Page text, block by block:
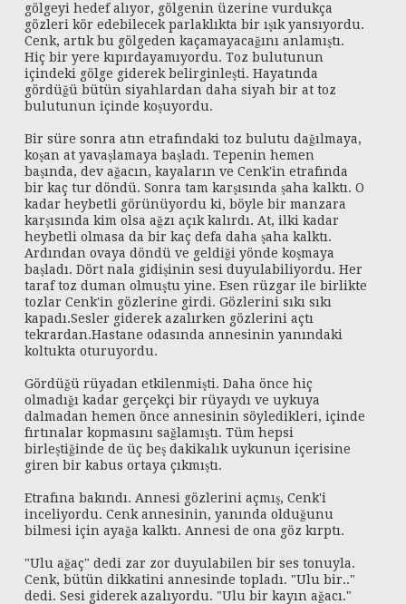
gölgeyi hedef alıyor, gölgenin üzerine vurdukça
gözleri kör edebilecek parlaklıkta bir ışık yansıyordu.
Cenk, artık bu gölgeden kaçamayacağını anlamıştı.
Hiç bir yere kıpırdayamıyordu. Toz bulutunun
içindeki gölge giderek belirginleşti. Hayatında
gördüğü bütün siyahlardan daha siyah bir at toz
bulutunun içinde koşuyordu.
Bir süre sonra atın etrafındaki toz bulutu dağılmaya,
koşan at yavaşlamaya başladı. Tepenin hemen
başında, dev ağacın, kayaların ve Cenk'in etrafında
bir kaç tur döndü. Sonra tam karşısında şaha kalktı. O
kadar heybetli görünüyordu ki, böyle bir manzara
karşısında kim olsa ağzı açık kalırdı. At, ilki kadar
heybetli olmasa da bir kaç defa daha şaha kalktı.
Ardından ovaya döndü ve geldiği yönde koşmaya
başladı. Dört nala gidişinin sesi duyulabiliyordu. Her
taraf toz duman olmuştu yine. Esen rüzgar ile birlikte
tozlar Cenk'in gözlerine girdi. Gözlerini sıkı sıkı
kapadı.Sesler giderek azalırken gözlerini açtı
tekrardan.Hastane odasında annesinin yanındaki
koltukta oturuyordu.
Gördüğü rüyadan etkilenmişti. Daha önce hiç
olmadığı kadar gerçekçi bir rüyaydı ve uykuya
dalmadan hemen önce annesinin söyledikleri, içinde
fırtınalar kopmasını sağlamıştı. Tüm hepsi
birleştiğinde de üç beş dakikalık uykunun içerisine
giren bir kabus ortaya çıkmıştı.
Etrafına bakındı. Annesi gözlerini açmış, Cenk'i
inceliyordu. Cenk annesinin, yanında olduğunu
bilmesi için ayağa kalktı. Annesi de ona göz kırptı.
"Ulu ağaç" dedi zar zor duyulabilen bir ses tonuyla.
Cenk, bütün dikkatini annesinde topladı. "Ulu bir.."
dedi. Sesi giderek azalıyordu. "Ulu bir kayın ağacı."